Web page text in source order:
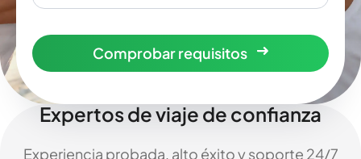
Comprobar requisitos
Expertos de viaje de confianza
Experiencia probada, alto éxito y soporte 24/7